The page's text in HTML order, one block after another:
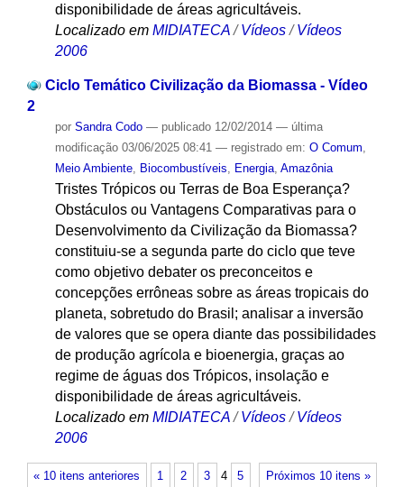
disponibilidade de áreas agricultáveis.
Localizado em MIDIATECA /Vídeos /Vídeos
2006
Ciclo Temático Civilização da Biomassa - Vídeo
2
por Sandra Codo — publicado12/02/2014 — última
modificação03/06/2025 08:41 — registrado em: O Comum,
Meio Ambiente, Biocombustíveis, Energia, Amazônia
Tristes Trópicos ou Terras de Boa Esperança?
Obstáculos ou Vantagens Comparativas para o
Desenvolvimento da Civilização da Biomassa?
constituiu-se a segunda parte do ciclo que teve
como objetivo debater os preconceitos e
concepções errôneas sobre as áreas tropicais do
planeta, sobretudo do Brasil; analisar a inversão
de valores que se opera diante das possibilidades
de produção agrícola e bioenergia, graças ao
regime de águas dos Trópicos, insolação e
disponibilidade de áreas agricultáveis.
Localizado em MIDIATECA /Vídeos /Vídeos
2006
« 10 itens anteriores Próximos 10 itens »
1 2 3 4 5